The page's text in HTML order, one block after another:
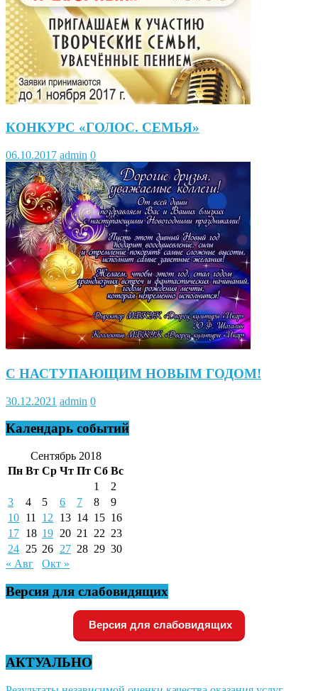
КОНКУРС «ГОЛОС. СЕМЬЯ»
06.10.2017 admin 0
С НАСТУПАЮЩИМ НОВЫМ ГОДОМ!
30.12.2021 admin 0
Календарь событий
Сентябрь 2018
Пн Вт Ср Чт Пт Сб Вс
1
2
3
4 5 6 7 8
9
10 11 12 13 14 15 16
17 18 19 20 21 22 23
24 25 26 27 28 29 30
« Авг
Окт »
Версия для слабовидящих
Версия для слабовидящих
АКТУАЛЬНО